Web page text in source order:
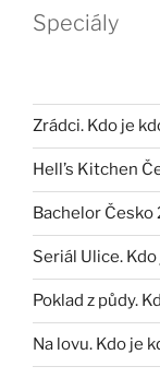
Speciály
Zrádci. Kdo je
Hell’s Kitchen
Bachelor Česko
Seriál Ulice.
Poklad z půdy.
Na lovu. Kdo je